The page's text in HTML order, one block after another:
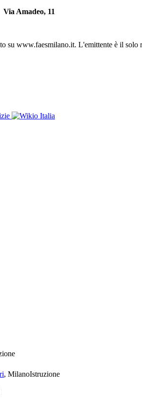
Via Amadeo, 11
su www.faesmilano.it. L'emittente è il solo
, MilanoIstruzione